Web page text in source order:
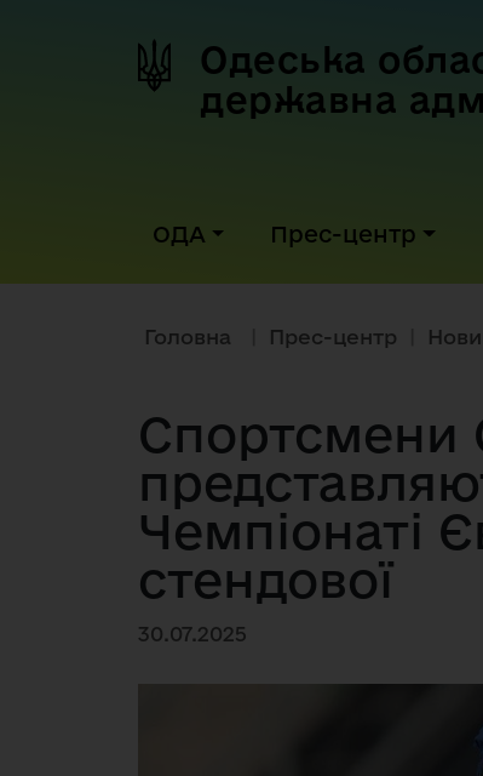
Одеська
державна
ОДА Прес-центр
Головна Прес-центр
Спортсмени
Чемпіонаті
стендової
30.07.2025